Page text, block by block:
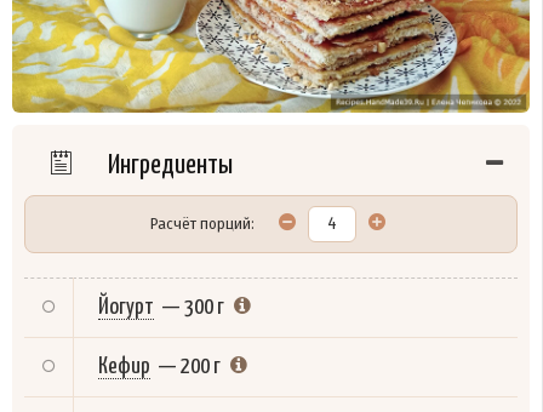
Ингредиенты
Расчёт порций:
Йогурт — 300 г
Кефир — 200 г